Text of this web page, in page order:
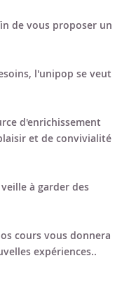
de vous proposer un
l'unipop se veut
d'enrichissement
et de convivialité
à garder des
cours vous donnera
expériences..